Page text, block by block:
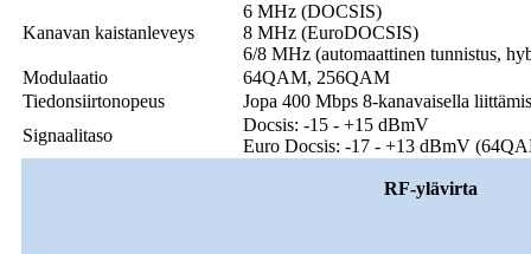
Kanavan kaistanleveys
6 MHz (DOCSIS)
8 MHz (EuroDOCSIS)
6/8 MHz (automaattinen tunnistus,
Modulaatio
64QAM, 256QAM
Tiedonsiirtonopeus
Jopa 400 Mbps 8-kanavaisella
Signaalitaso
Docsis: -15 - +15 dBmV
Euro Docsis: -17 - +13 dBmV
RF-ylävirta